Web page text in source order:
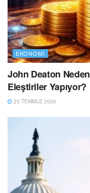
EKONOMI
John Deaton
Eleştiriler Yapıyor?
23 TEMMUZ 2026